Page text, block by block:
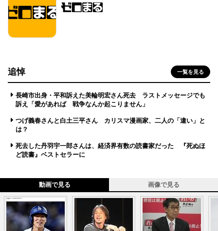
追悼 一覧を見る
長崎市出身・平和訴えた美輪明宏さん死去 ラストメッセージでも
訴え「愛があれば 戦争なんか起こりません」
つげ義春さんと白土三平さん カリスマ漫画家、二人の「違い」と
は？
死去した丹羽宇一郎さんは、経済界有数の読書家だった 『死ぬほ
ど読書』ベストセラーに
動画で見る 画像で見る